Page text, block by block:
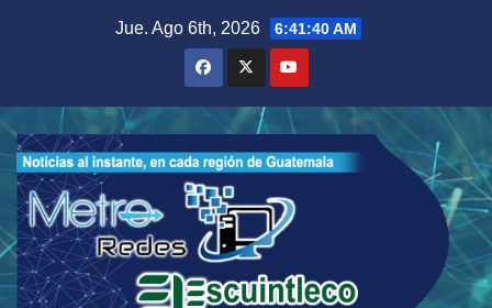
Jue. Ago 6th, 2026 6:41:41 AM